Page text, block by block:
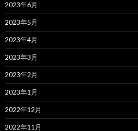
2023年6月
2023年5月
2023年4月
2023年3月
2023年2月
2023年1月
2022年12月
2022年11月